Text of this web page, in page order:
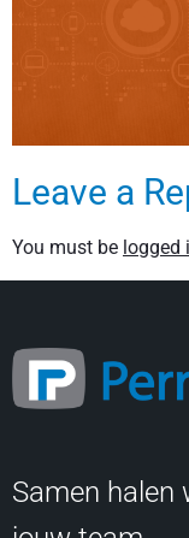
Leave a
You must be logged
Samen halen